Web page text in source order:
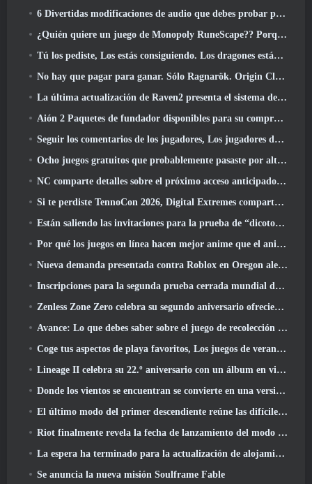
6 Divertidas modificaciones de audio que debes probar para Marvel Rivals
¿Quién quiere un juego de Monopoly RuneScape?? Porque uno está en camino
Tú los pediste, Los estás consiguiendo. Los dragones están llegando a Albion Online
No hay que pagar para ganar. Sólo Ragnarök. Origin Classic se lanza en julio 23
La última actualización de Raven2 presenta el sistema de despertar de habilidades, Brindar a los jugadores más formas de mejorar sus habilidades
Aión 2 Paquetes de fundador disponibles para su compra, Completo con cinco días de acceso anticipado
Seguir los comentarios de los jugadores, Los jugadores de League Of Legends Classic no tendrán que pagar por máscaras clásicas
Ocho juegos gratuitos que probablemente pasaste por alto y que forman parte del Train Fest de Steam
NC comparte detalles sobre el próximo acceso anticipado de Aion 2
Si te perdiste TennoCon 2026, Digital Extremes comparte todos los paneles
Están saliendo las invitaciones para la prueba de “dicotomía” de Silver Palace
Por qué los juegos en línea hacen mejor anime que el anime hace juegos
Nueva demanda presentada contra Roblox en Oregon alegando un incidente de preparación infantil
Inscripciones para la segunda prueba cerrada mundial de Global MapleStory Classic
Zenless Zone Zero celebra su segundo aniversario ofreciendo a los jugadores la posibilidad de elegir un agente de rango S gratuito
Avance: Lo que debes saber sobre el juego de recolección de criaturas de HoYoverse, Honkai: Alma de enlace
Coge tus aspectos de playa favoritos, Los juegos de verano han regresado a Overwatch
Lineage II celebra su 22.º aniversario con un álbum en vinilo de edición coleccionista
Donde los vientos se encuentran se convierte en una versión “Eastern Steampunk” 2.0
El último modo del primer descendiente reúne las difíciles batallas de intercepción del vacío y las profundidades
Riot finalmente revela la fecha de lanzamiento del modo clásico de League Of Legends
La espera ha terminado para la actualización de alojamiento para grandes jugadores de RuneScape
Se anuncia la nueva misión Soulframe Fable